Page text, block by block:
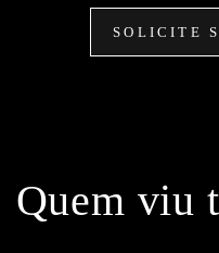
SOLICITE
Quem viu